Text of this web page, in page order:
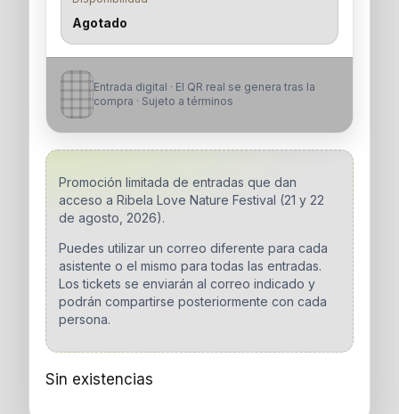
Agotado
Entrada digital · El QR real se genera tras la
compra · Sujeto a términos
Promoción limitada de entradas que dan
acceso a Ribela Love Nature Festival (21 y 22
de agosto, 2026).
Puedes utilizar un correo diferente para cada
asistente o el mismo para todas las entradas.
Los tickets se enviarán al correo indicado y
podrán compartirse posteriormente con cada
persona.
Sin existencias